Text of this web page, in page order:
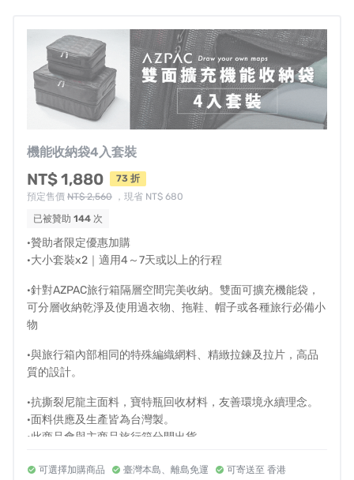
隨著大家對旅遊需求提升，不願見市面充斥淘寶貼牌劣質
料、更嚴格的工藝標準，以內行人的角度打造超越價值的
機能收納袋4入套裝
NT$ 1,880
73 折
預定售價 NT$ 2,560 ，現省 NT$ 680
已被贊助 144 次
·贊助者限定優惠加購
·大小套裝x2｜適用4～7天或以上的行程
·針對AZPAC旅行箱隔層空間完美收納。雙面可擴充機能袋，
可分層收納乾淨及使用過衣物、拖鞋、帽子或各種旅行必備小
物
·與旅行箱內部相同的特殊編織網料、精緻拉鍊及拉片，高品
質的設計。
·抗撕裂尼龍主面料，寶特瓶回收材料，友善環境永續理念。
·面料供應及生產皆為台灣製。
·此商品會與主商品旅行箱分開出貨
小 26x19x8cm/擴充 26x19x14cm
可選擇加購商品 臺灣本島、離島免運 可寄送至 香港